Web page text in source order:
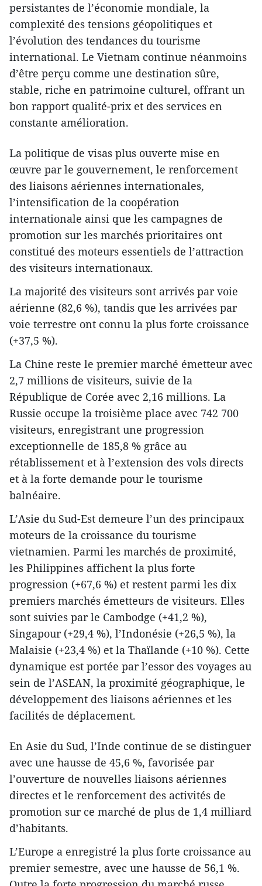
persistantes de l’économie mondiale, la
complexité des tensions géopolitiques et
l’évolution des tendances du tourisme
international. Le Vietnam continue néanmoins
d’être perçu comme une destination sûre,
stable, riche en patrimoine culturel, offrant un
bon rapport qualité-prix et des services en
constante amélioration.
La politique de visas plus ouverte mise en
œuvre par le gouvernement, le renforcement
des liaisons aériennes internationales,
l’intensification de la coopération
internationale ainsi que les campagnes de
promotion sur les marchés prioritaires ont
constitué des moteurs essentiels de l’attraction
des visiteurs internationaux.
La majorité des visiteurs sont arrivés par voie
aérienne (82,6 %), tandis que les arrivées par
voie terrestre ont connu la plus forte croissance
(+37,5 %).
La Chine reste le premier marché émetteur avec
2,7 millions de visiteurs, suivie de la
République de Corée avec 2,16 millions. La
Russie occupe la troisième place avec 742 700
visiteurs, enregistrant une progression
exceptionnelle de 185,8 % grâce au
rétablissement et à l’extension des vols directs
et à la forte demande pour le tourisme
balnéaire.
L’Asie du Sud-Est demeure l’un des principaux
moteurs de la croissance du tourisme
vietnamien. Parmi les marchés de proximité,
les Philippines affichent la plus forte
progression (+67,6 %) et restent parmi les dix
premiers marchés émetteurs de visiteurs. Elles
sont suivies par le Cambodge (+41,2 %),
Singapour (+29,4 %), l’Indonésie (+26,5 %), la
Malaisie (+23,4 %) et la Thaïlande (+10 %). Cette
dynamique est portée par l’essor des voyages au
sein de l’ASEAN, la proximité géographique, le
développement des liaisons aériennes et les
facilités de déplacement.
En Asie du Sud, l’Inde continue de se distinguer
avec une hausse de 45,6 %, favorisée par
l’ouverture de nouvelles liaisons aériennes
directes et le renforcement des activités de
promotion sur ce marché de plus de 1,4 milliard
d’habitants.
L’Europe a enregistré la plus forte croissance au
premier semestre, avec une hausse de 56,1 %.